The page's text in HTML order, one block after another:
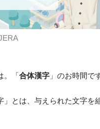
。「合体漢字 」のお時間で
」とは、与えられた文字